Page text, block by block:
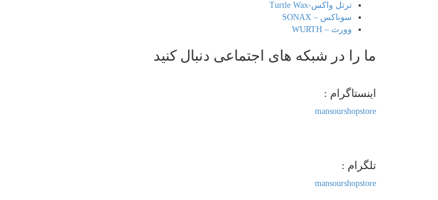
ترتل واکس-Turtle Wax
سوناکس – SONAX
وورث – WURTH
ما را در شبکه های اجتماعی دنبال کنید
اینستاگرام :
mansourshopstore
تلگرام :
mansourshopstore